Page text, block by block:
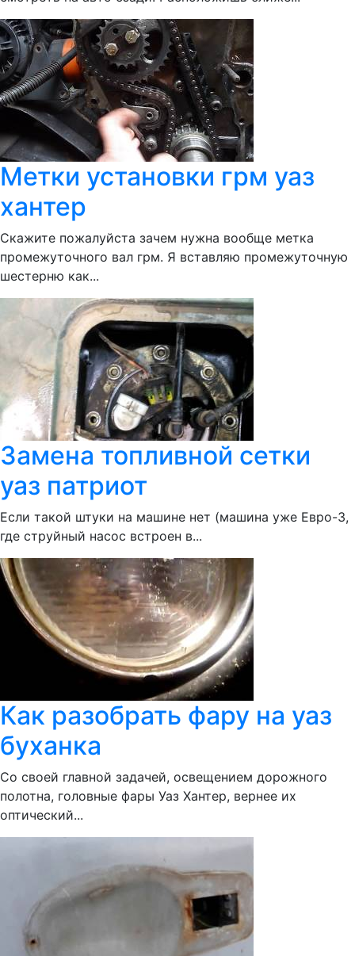
Метки установки грм уаз
хантер
Скажите пожалуйста зачем нужна вообще метка
промежуточного вал грм. Я вставляю промежуточную
шестерню как...
Замена топливной сетки
уаз патриот
Если такой штуки на машине нет (машина уже Евро-3,
где струйный насос встроен в...
Как разобрать фару на уаз
буханка
Со своей главной задачей, освещением дорожного
полотна, головные фары Уаз Хантер, вернее их
оптический...